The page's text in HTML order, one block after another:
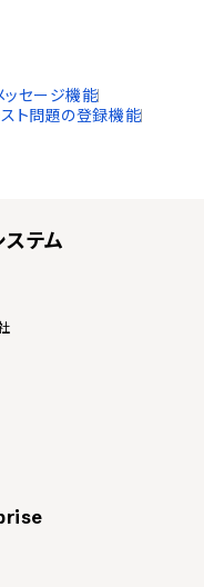
ッセージ機能
ト問題の登録機能
テム